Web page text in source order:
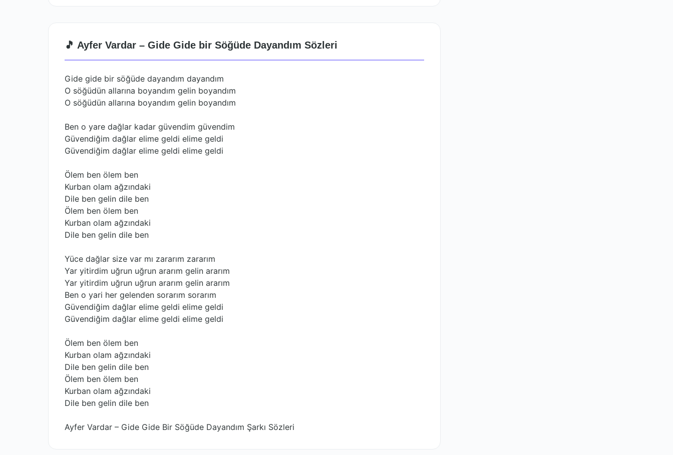
🎵 Ayfer Vardar – Gide Gide bir Söğüde Dayandım Sözleri
Gide gide bir söğüde dayandım dayandım
O söğüdün allarına boyandım gelin boyandım
O söğüdün allarına boyandım gelin boyandım
Ben o yare dağlar kadar güvendim güvendim
Güvendiğim dağlar elime geldi elime geldi
Güvendiğim dağlar elime geldi elime geldi
Ölem ben ölem ben
Kurban olam ağzındaki
Dile ben gelin dile ben
Ölem ben ölem ben
Kurban olam ağzındaki
Dile ben gelin dile ben
Yüce dağlar size var mı zararım zararım
Yar yitirdim uğrun uğrun ararım gelin ararım
Yar yitirdim uğrun uğrun ararım gelin ararım
Ben o yari her gelenden sorarım sorarım
Güvendiğim dağlar elime geldi elime geldi
Güvendiğim dağlar elime geldi elime geldi
Ölem ben ölem ben
Kurban olam ağzındaki
Dile ben gelin dile ben
Ölem ben ölem ben
Kurban olam ağzındaki
Dile ben gelin dile ben
Ayfer Vardar – Gide Gide Bir Söğüde Dayandım Şarkı Sözleri